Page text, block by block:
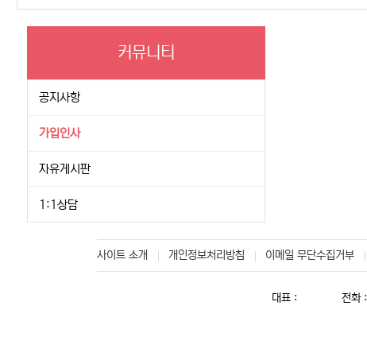
커뮤니티
공지사항
가입인사
자유게시판
1:1상담
사이트 소개 개인정보처리방침 이메일 무단수집거부
대표 : 전화 :